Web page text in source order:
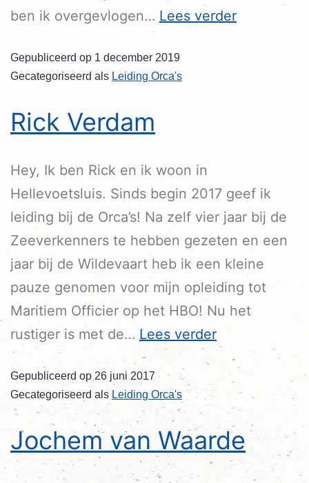
ben ik overgevlogen… Lees verder
Gepubliceerd op 1 december 2019
Gecategoriseerd als Leiding Orca's
Rick Verdam
Hey, Ik ben Rick en ik woon in
Hellevoetsluis. Sinds begin 2017 geef ik
leiding bij de Orca’s! Na zelf vier jaar bij de
Zeeverkenners te hebben gezeten en een
jaar bij de Wildevaart heb ik een kleine
pauze genomen voor mijn opleiding tot
Maritiem Officier op het HBO! Nu het
rustiger is met de… Lees verder
Gepubliceerd op 26 juni 2017
Gecategoriseerd als Leiding Orca's
Jochem van Waarde